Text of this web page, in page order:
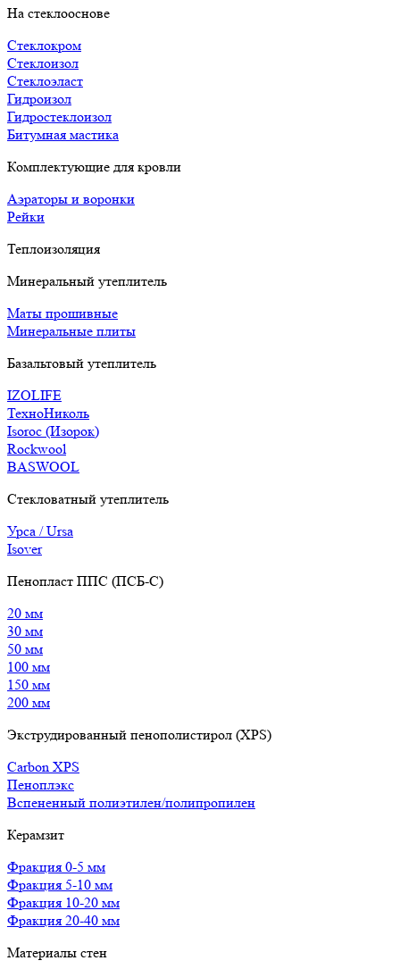
На стеклооснове
Стеклокром
Стеклоизол
Стеклоэласт
Гидроизол
Гидростеклоизол
Битумная мастика
Комплектующие для кровли
Аэраторы и воронки
Рейки
Теплоизоляция
Минеральный утеплитель
Маты прошивные
Минеральные плиты
Базальтовый утеплитель
IZOLIFE
ТехноНиколь
Isoroc (Изорок)
Rockwool
BASWOOL
Стекловатный утеплитель
Урса / Ursa
Isover
Пенопласт ППС (ПСБ-С)
20 мм
30 мм
50 мм
100 мм
150 мм
200 мм
Экструдированный пенополистирол (XPS)
Carbon XPS
Пеноплэкс
Вспененный полиэтилен/полипропилен
Керамзит
Фракция 0-5 мм
Фракция 5-10 мм
Фракция 10-20 мм
Фракция 20-40 мм
Материалы стен